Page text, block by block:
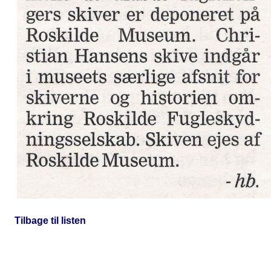
Tilbage til listen